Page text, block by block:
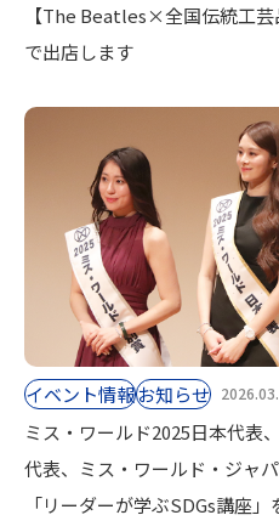
【The Beatles×全国伝統工
で出店します
イベント情報お知らせ
ミス・ワールド2025日本代表
代表、ミス・ワールド・ジャ
「リーダーが学ぶSDGs講座